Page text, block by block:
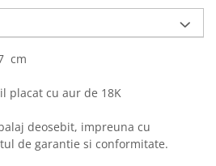
cm
placat cu aur de 18K
deosebit, impreuna cu
de garantie si conformitate.